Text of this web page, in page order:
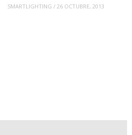
SMARTLIGHTING /26 OCTUBRE, 2013